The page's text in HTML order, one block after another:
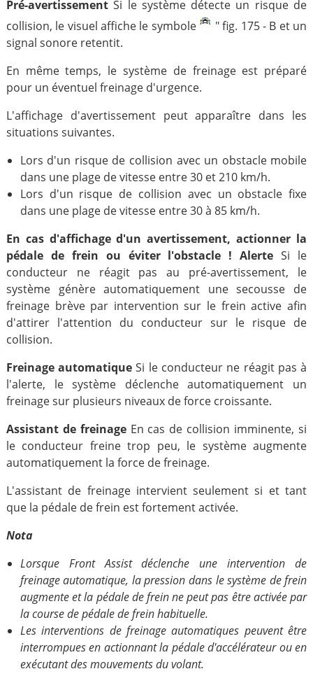
Pré-avertissementSi le système détecte un risque de
collision, le visuel affiche le symbole
" fig. 175 - B et un
signal sonore retentit.
En même temps, le système de freinage est préparé
pour un éventuel freinage d'urgence.
L'affichage d'avertissement peut apparaître dans les
situations suivantes.
Lors d'un risque de collision avec un obstacle mobile
dans une plage de vitesse entre 30 et 210 km/h.
Lors d'un risque de collision avec un obstacle fixe
dans une plage de vitesse entre 30 à 85 km/h.
En cas d'affichage d'un avertissement, actionner la
pédale de frein ou éviter l'obstacle ! AlerteSi le
conducteur ne réagit pas au pré-avertissement, le
système génère automatiquement une secousse de
freinage brève par intervention sur le frein active afin
d'attirer l'attention du conducteur sur le risque de
collision.
Freinage automatiqueSi le conducteur ne réagit pas à
l'alerte, le système déclenche automatiquement un
freinage sur plusieurs niveaux de force croissante.
Assistant de freinage En cas de collision imminente, si
le conducteur freine trop peu, le système augmente
automatiquement la force de freinage.
L'assistant de freinage intervient seulement si et tant
que la pédale de frein est fortement activée.
Nota
Lorsque Front Assist déclenche une intervention de
freinage automatique, la pression dans le système de frein
augmente et la pédale de frein ne peut pas être activée par
la course de pédale de frein habituelle.
Les interventions de freinage automatiques peuvent être
interrompues en actionnant la pédale d'accélérateur ou en
exécutant des mouvements du volant.